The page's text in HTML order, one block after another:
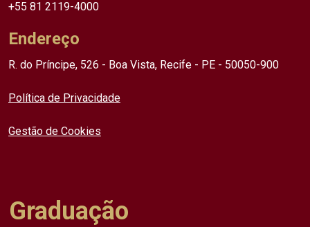
+55 81 2119-4000
Endereço
R. do Príncipe, 526 - Boa Vista, Recife - PE - 50050-900
Política de Privacidade
Gestão de Cookies
Graduação